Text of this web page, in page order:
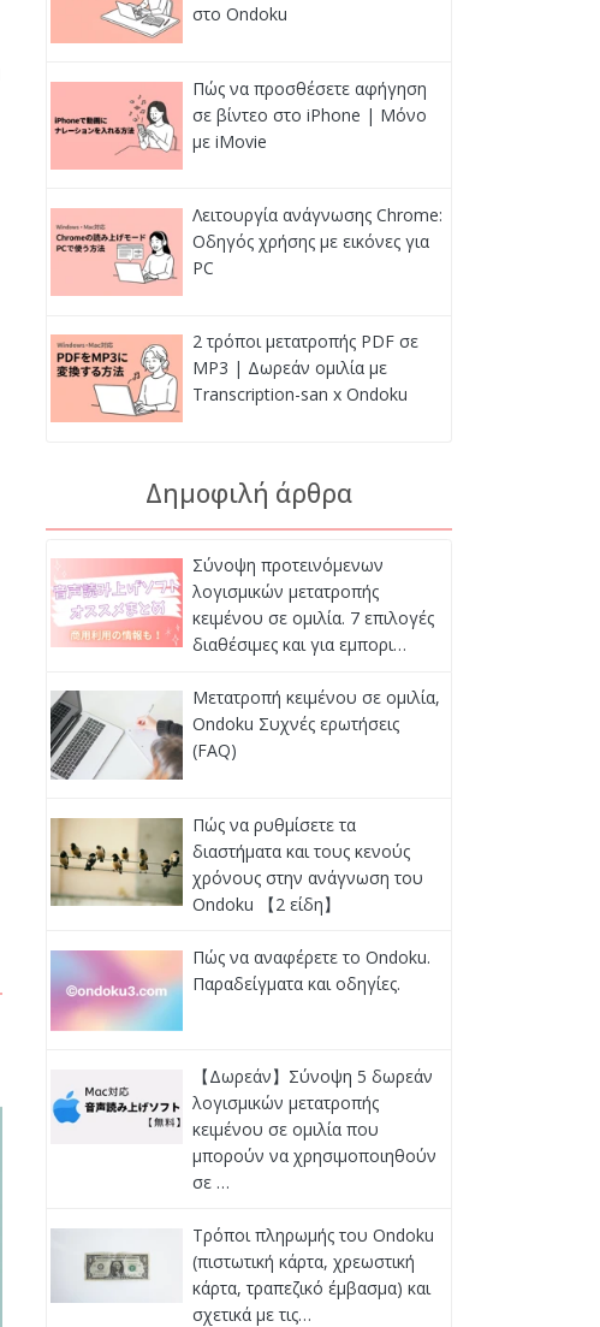
στο Ondoku
Πώς να προσθέσετε αφήγηση
σε βίντεο στο iPhone | Μόνο
με iMovie
Λειτουργία ανάγνωσης Chrome:
Οδηγός χρήσης με εικόνες για
PC
2 τρόποι μετατροπής PDF σε
MP3 | Δωρεάν ομιλία με
Transcription-san x Ondoku
Δημοφιλή άρθρα
Σύνοψη προτεινόμενων
λογισμικών μετατροπής
κειμένου σε ομιλία. 7 επιλογές
διαθέσιμες και για εμπορι…
Μετατροπή κειμένου σε ομιλία,
Ondoku Συχνές ερωτήσεις
(FAQ)
Πώς να ρυθμίσετε τα
διαστήματα και τους κενούς
χρόνους στην ανάγνωση του
Ondoku 【2 είδη】
Πώς να αναφέρετε το Ondoku.
Παραδείγματα και οδηγίες.
【Δωρεάν】Σύνοψη 5 δωρεάν
λογισμικών μετατροπής
κειμένου σε ομιλία που
μπορούν να χρησιμοποιηθούν
σε …
Τρόποι πληρωμής του Ondoku
(πιστωτική κάρτα, χρεωστική
κάρτα, τραπεζικό έμβασμα) και
σχετικά με τις…